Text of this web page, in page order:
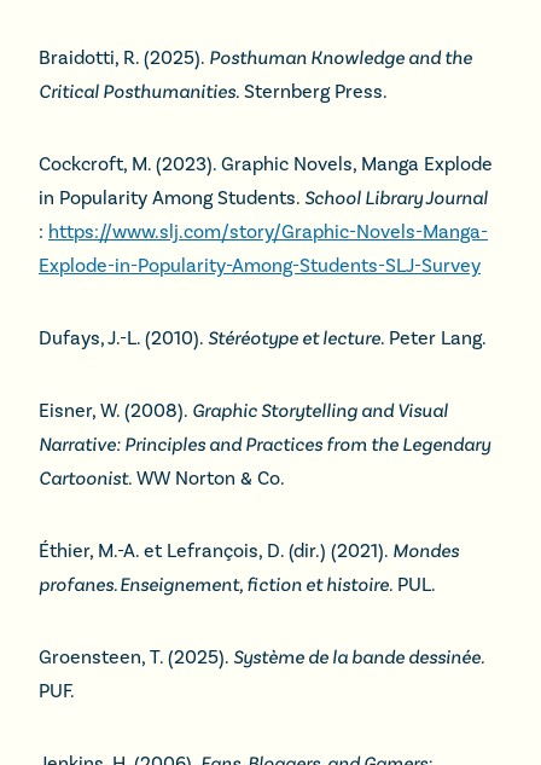
Braidotti, R. (2025). Posthuman Knowledge and the
Critical Posthumanities. Sternberg Press.
Cockcroft, M. (2023). Graphic Novels, Manga Explode
in Popularity Among Students. School Library Journal
: https://www.slj.com/story/Graphic-Novels-Manga-
Explode-in-Popularity-Among-Students-SLJ-Survey
Dufays, J.-L. (2010). Stéréotype et lecture. Peter Lang.
Eisner, W. (2008). Graphic Storytelling and Visual
Narrative: Principles and Practices from the Legendary
Cartoonist. WW Norton & Co.
Éthier, M.-A. et Lefrançois, D. (dir.) (2021). Mondes
profanes. Enseignement, fiction et histoire. PUL.
Groensteen, T. (2025). Système de la bande dessinée.
PUF.